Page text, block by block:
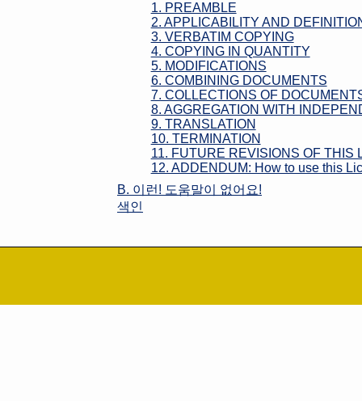
1. PREAMBLE
2. APPLICABILITY AND
3. VERBATIM COPYING
4. COPYING IN QUANTITY
5. MODIFICATIONS
6. COMBINING DOCUMENTS
7. COLLECTIONS OF
8. AGGREGATION WITH
9. TRANSLATION
10. TERMINATION
11. FUTURE REVISIONS OF THIS
12. ADDENDUM: How to use this
B. 이런! 도움말이 없어요!
색인